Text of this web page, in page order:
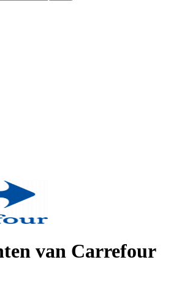
van Carrefour